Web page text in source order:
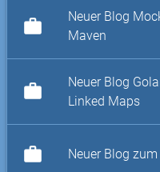
work
Neuer Blog
Maven
work
Neuer Blog
Linked Maps
work Neuer Blog